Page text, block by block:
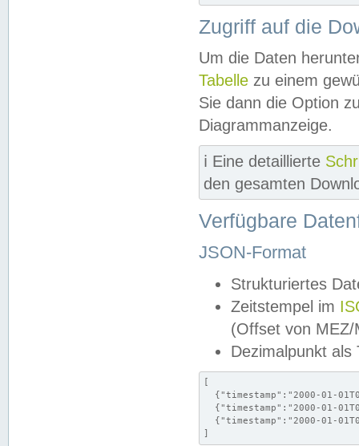
Zugriff auf die
Um die Daten
Tabelle zu einem
Sie dann die Option
Diagrammanzeige.
ℹ️ Eine detaillierte
den gesamten
Verfügbare
JSON-Format
Strukturiertes
Zeitstempel im
(Offset von MEZ/
Dezimalpunkt als
[
{"timestamp":"2000-01-
{"timestamp":"2000-01-
{"timestamp":"2000-01-
]